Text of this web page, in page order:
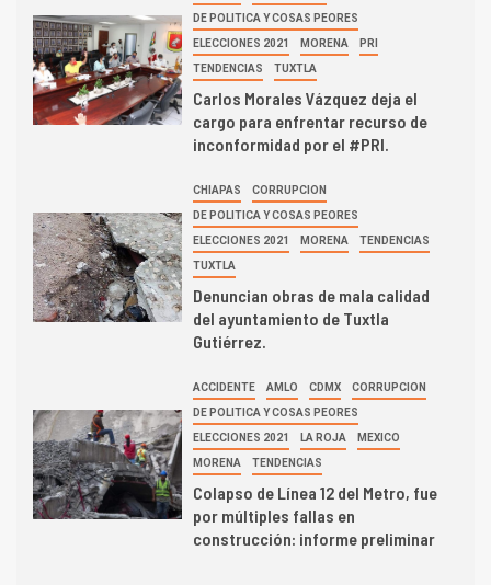
DE POLITICA Y COSAS PEORES
ELECCIONES 2021 MORENA PRI
TENDENCIAS TUXTLA
Carlos Morales Vázquez deja el
cargo para enfrentar recurso de
inconformidad por el #PRI.
CHIAPAS CORRUPCION
DE POLITICA Y COSAS PEORES
ELECCIONES 2021 MORENA TENDENCIAS
TUXTLA
Denuncian obras de mala calidad
del ayuntamiento de Tuxtla
Gutiérrez.
ACCIDENTE AMLO CDMX CORRUPCION
DE POLITICA Y COSAS PEORES
ELECCIONES 2021 LA ROJA MEXICO
MORENA TENDENCIAS
Colapso de Línea 12 del Metro, fue
por múltiples fallas en
construcción: informe preliminar